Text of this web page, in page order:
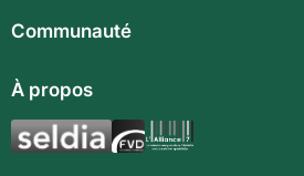
Compléments alimentaires
Boissons techniques
Communauté
Communauté
Magazine
À propos
Qui sommes-nous ?